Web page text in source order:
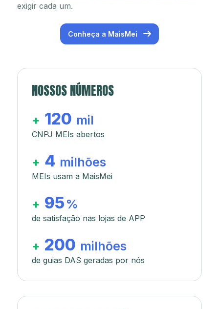
exigir cada um.
Conheça a MaisMei
NOSSOS NÚMEROS
+ 120 mil
CNPJ MEIs abertos
+ 4 milhões
MEIs usam a MaisMei
+ 95 %
de satisfação nas lojas de APP
+ 200 milhões
de guias DAS geradas por nós